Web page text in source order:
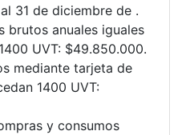
31 de diciembre de .
brutos anuales iguales
UVT: $49.850.000.
mediante tarjeta de
1400 UVT:
y consumos